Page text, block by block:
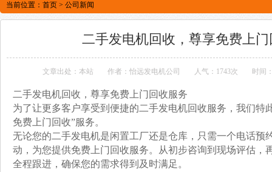
当前位置： 首页 > 公司新闻
二手发电机回收，尊享免费上
文章出处：本站 作者：怡远发电机公司 人气：1743次 时间
二手发电机回收，尊享免费上门回收服务
为了让更多客户享受到便捷的二手发电机回收服务，我们特
免费上门回收”服务。
无论您的二手发电机是闲置工厂还是仓库，只需一个电话预
动，为您提供免费上门回收服务。从初步咨询到现场评估，
全程跟进，确保您的需求得到及时满足。